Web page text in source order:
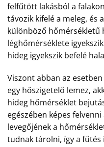
felfűtött lakásból a
távozik kifelé a meleg, és
különböző hőmérsékletű
léghőmérséklete
hideg igyekszik befelé
Viszont abban az
egy hőszigetelő lemez,
hideg hőmérséklet
egészében képes
levegőjének a
tudnak tárolni, így a fűtés